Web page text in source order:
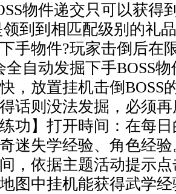
物件递交只可以获得
到到相匹配级别的礼
手物件?玩家击倒后在
全自动发掘下手BOSS
，放置挂机击倒BOSS
话则没法发掘，必须
】打开時间：在每日
迷失学经验、角色经
，依据主题活动提示
图中挂机能获得武学